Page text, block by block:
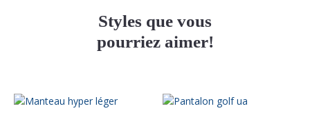
Styles que vous
pourriez aimer!